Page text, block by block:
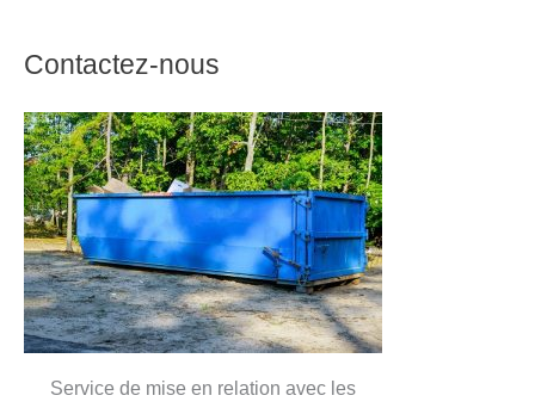
Contactez-nous
Service de mise en relation avec les